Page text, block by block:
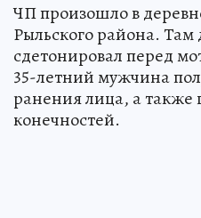
ЧП произошло в
Рыльского района.
сдетонировал перед
35-летний мужчина
ранения лица, а также
конечностей.